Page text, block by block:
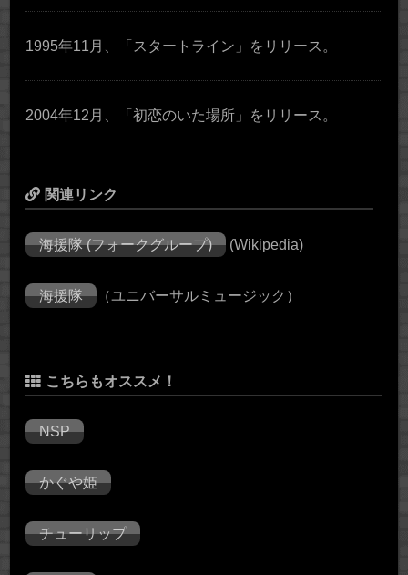
1995年11月、「スタートライン」をリリース。
2004年12月、「初恋のいた場所」をリリース。
関連リンク
海援隊 (フォークグループ) (Wikipedia)
海援隊 （ユニバーサルミュージック）
こちらもオススメ！
NSP
かぐや姫
チューリップ